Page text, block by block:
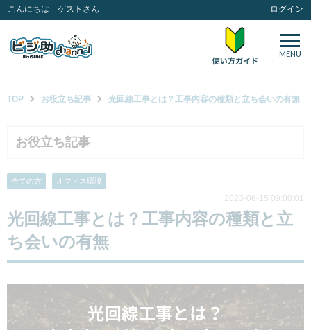
こんにちは ゲストさん ログイン
MENU
TOP お役立ち記事 光回線工事とは？工事内容の種類と立ち会いの有無
お役立ち記事
全ての方 オフィス環境
2023-06-15 09:00:01
光回線工事とは？工事内容の種類と立
ち会いの有無